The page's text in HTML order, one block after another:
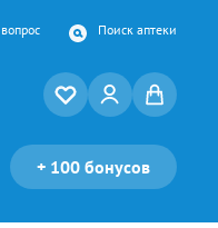
Поиск аптеки
+ 100 бонусов